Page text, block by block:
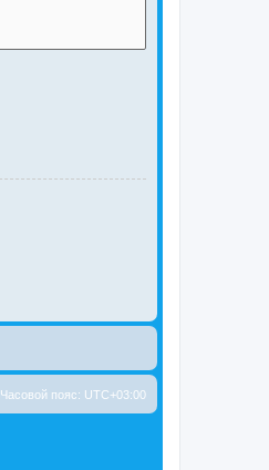
Часовой пояс: UTC+03:00